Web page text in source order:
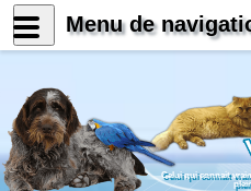
Celui qui connait
Menu de